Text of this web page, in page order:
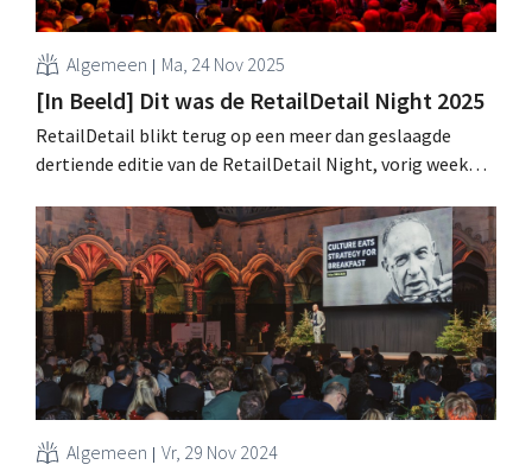
Algemeen Ma, 24 Nov 2025
[In Beeld] Dit was de RetailDetail Night 2025
RetailDetail blikt terug op een meer dan geslaagde
dertiende editie van de RetailDetail Night, vorig week
Antwerpen: een stijlvol eindejaarsfeest met mooie
opkomst en boeiende content. .
Algemeen Vr, 29 Nov 2024